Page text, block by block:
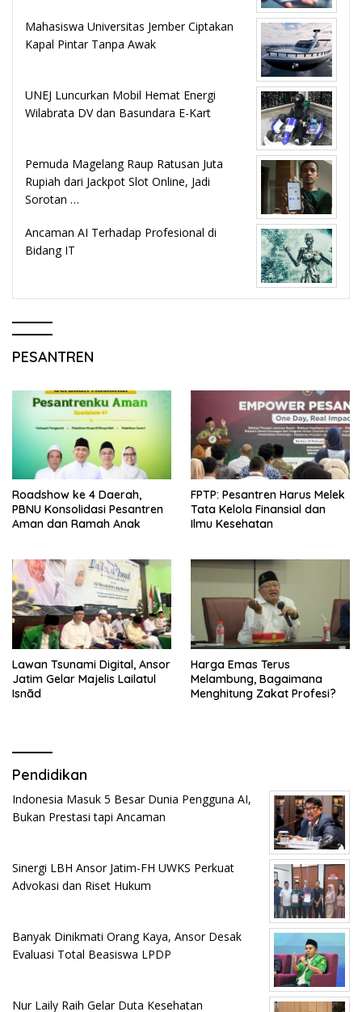
Mahasiswa Universitas Jember Ciptakan
Kapal Pintar Tanpa Awak
UNEJ Luncurkan Mobil Hemat Energi
Wilabrata DV dan Basundara E-Kart
Pemuda Magelang Raup Ratusan Juta
Rupiah dari Jackpot Slot Online, Jadi
Sorotan …
Ancaman AI Terhadap Profesional di
Bidang IT
PESANTREN
Roadshow ke 4 Daerah,
PBNU Konsolidasi Pesantren
Aman dan Ramah Anak
FPTP: Pesantren Harus Melek
Tata Kelola Finansial dan
Ilmu Kesehatan
Lawan Tsunami Digital, Ansor
Jatim Gelar Majelis Lailatul
Isnād
Harga Emas Terus
Melambung, Bagaimana
Menghitung Zakat Profesi?
Pendidikan
Indonesia Masuk 5 Besar Dunia Pengguna AI,
Bukan Prestasi tapi Ancaman
Sinergi LBH Ansor Jatim-FH UWKS Perkuat
Advokasi dan Riset Hukum
Banyak Dinikmati Orang Kaya, Ansor Desak
Evaluasi Total Beasiswa LPDP
Nur Laily Raih Gelar Duta Kesehatan